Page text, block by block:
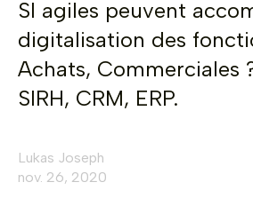
SI agiles peuvent
digitalisation des
Achats, Commerciales
SIRH, CRM, ERP.
Lukas Joseph
nov. 26, 2020